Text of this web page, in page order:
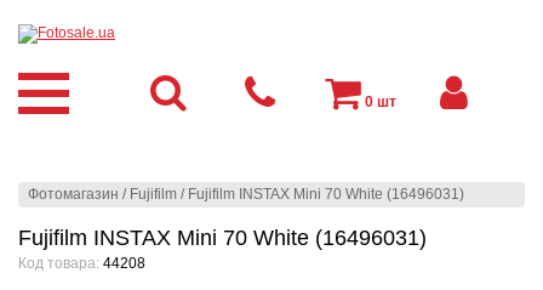
Фотомагазин / Fujifilm / Fujifilm INSTAX Mini 70 White (16496031)
Fujifilm INSTAX Mini 70 White (16496031)
Код товара: 44208
0 шт